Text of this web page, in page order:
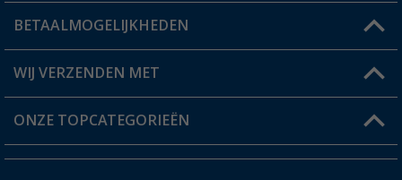
Status bestelling
Verlanglijstje
FAQ & Contact
Verzendinformatie
Catalogus
BETAALMOGELIJKHEDEN
WIJ VERZENDEN MET
ONZE TOPCATEGORIEËN